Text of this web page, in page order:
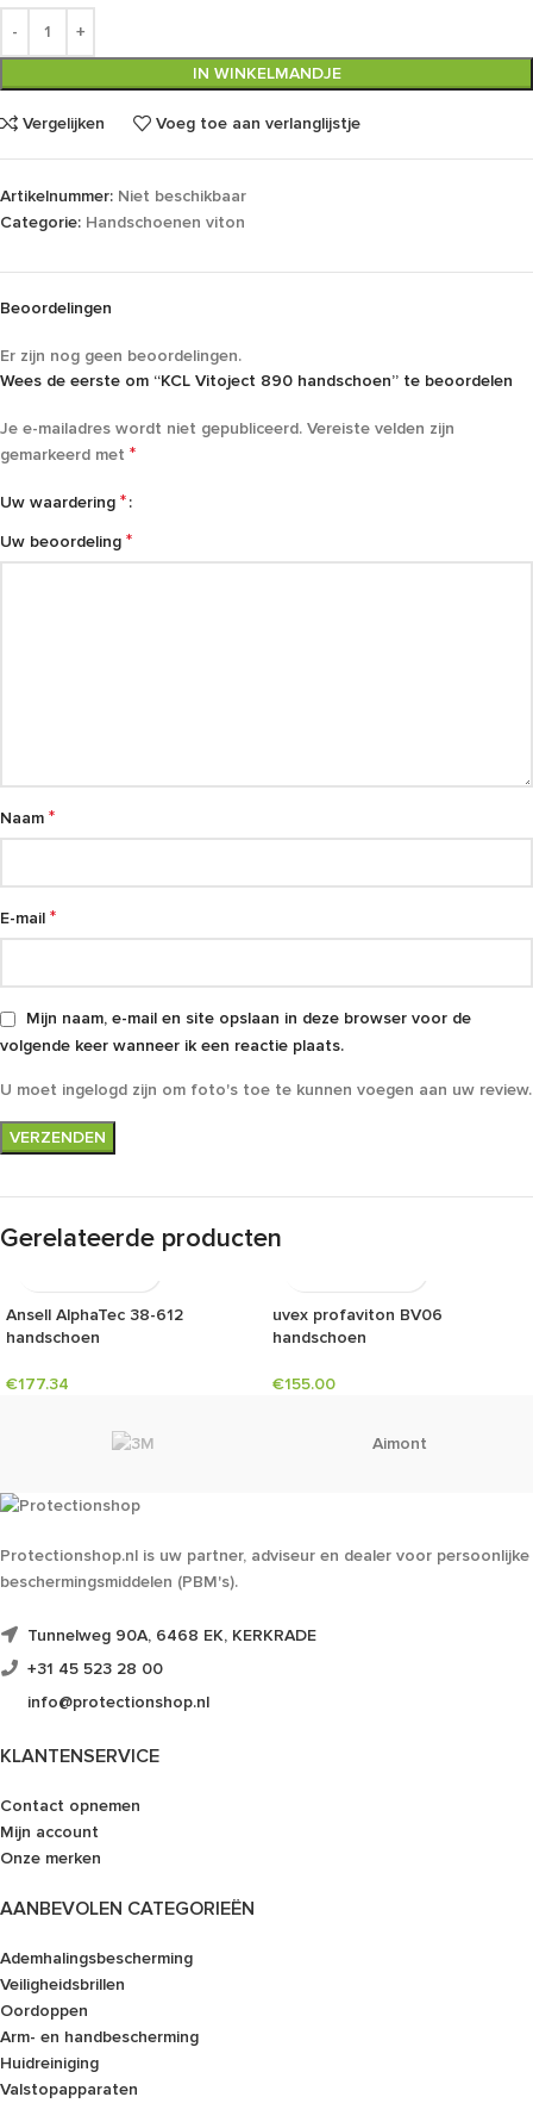
IN WINKELMANDJE
Vergelijken Voeg toe aan verlanglijstje
Artikelnummer: Niet beschikbaar
Categorie: Handschoenen viton
Beoordelingen
Er zijn nog geen beoordelingen.
Wees de eerste om “KCL Vitoject 890 handschoen” te beoordelen
Je e-mailadres wordt niet gepubliceerd. Vereiste velden zijn
gemarkeerd met *
Uw waardering *
Uw beoordeling *
Naam *
E-mail *
Mijn naam, e-mail en site opslaan in deze browser voor de
volgende keer wanneer ik een reactie plaats.
U moet ingelogd zijn om foto's toe te kunnen voegen aan uw review.
Gerelateerde producten
Ansell AlphaTec 38-612
handschoen
€177.34
uvex profaviton BV06
handschoen
€155.00
Aimont
Protectionshop.nl is uw partner, adviseur en dealer voor persoonlijke
beschermingsmiddelen (PBM's).
Tunnelweg 90A, 6468 EK, KERKRADE
+31 45 523 28 00
info@protectionshop.nl
KLANTENSERVICE
Contact opnemen
Mijn account
Onze merken
AANBEVOLEN CATEGORIEËN
Ademhalingsbescherming
Veiligheidsbrillen
Oordoppen
Arm- en handbescherming
Huidreiniging
Valstopapparaten